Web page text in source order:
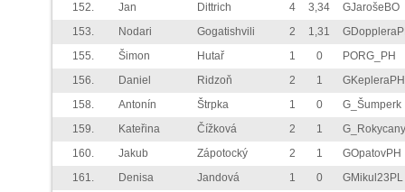
152.
Jan Dittrich 4 3,34
GJarošeBO
153.
Nodari Gogatishvili 2 1,31
155.
Šimon Hutař 1 0
PORG_PH
156.
Daniel Ridzoň 2 1
GKepleraPH
158.
Antonín Štrpka 1 0
G_Šumperk
159.
Kateřina Čížková 2 1
G_Rokycany
160.
Jakub Zápotocký 2 1
GOpatovPH
161.
Denisa Jandová 1 0
GMikul23PL